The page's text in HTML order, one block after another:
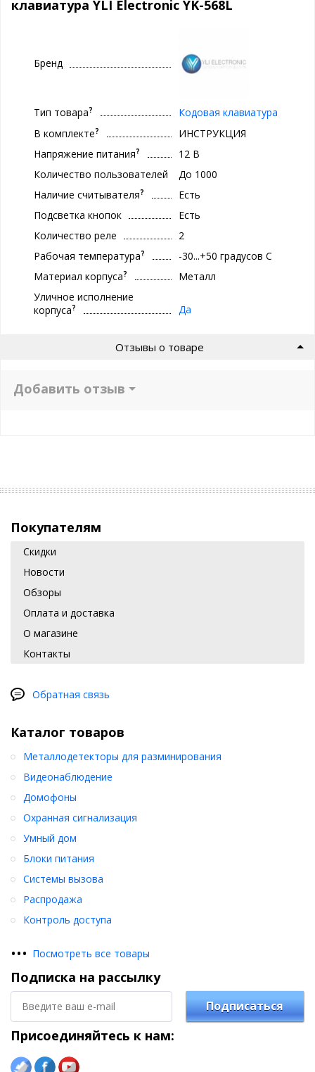
клавиатура YLI Electronic YK-568L
Бренд
Тип товара?
Кодовая клавиатура
В комплекте?
ИНСТРУКЦИЯ
Напряжение питания?
12 В
Количество пользователей
До 1000
Наличие считывателя?
Есть
Подсветка кнопок
Есть
Количество реле
2
Рабочая температура?
-30...+50 градусов С
Материал корпуса?
Металл
Уличное исполнение
корпуса? Да
Отзывы о товаре
Добавить отзыв
Покупателям
Скидки
Новости
Обзоры
Оплата и доставка
О магазине
Контакты
Обратная связь
Каталог товаров
Металлодетекторы для разминирования
Видеонаблюдение
Домофоны
Охранная сигнализация
Умный дом
Блоки питания
Системы вызова
Распродажа
Контроль доступа
••• Посмотреть все товары
Подписка на рассылку
Подписаться
Присоединяйтесь к нам: